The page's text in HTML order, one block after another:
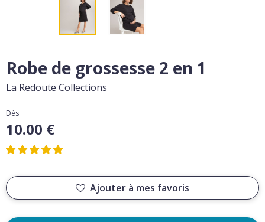
Robe de grossesse 2 en 1
La Redoute Collections
Dès
10.00 €
Ajouter à mes favoris